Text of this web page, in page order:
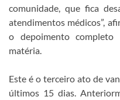
comunidade, que fica
atendimentos médicos”,
o depoimento
matéria.
Este é o terceiro ato de
últimos 15 dias.